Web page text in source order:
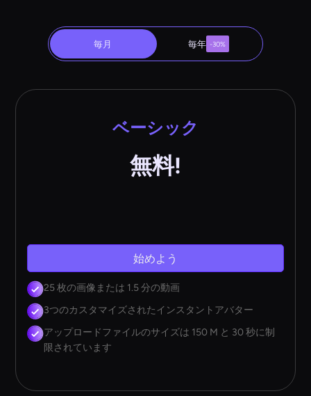
毎月 毎年 -30%
ベーシック
無料!
始めよう
25 枚の画像または 1.5 分の動画
3つのカスタマイズされたインスタントアバター
アップロードファイルのサイズは 150 M と 30 秒に制
限されています